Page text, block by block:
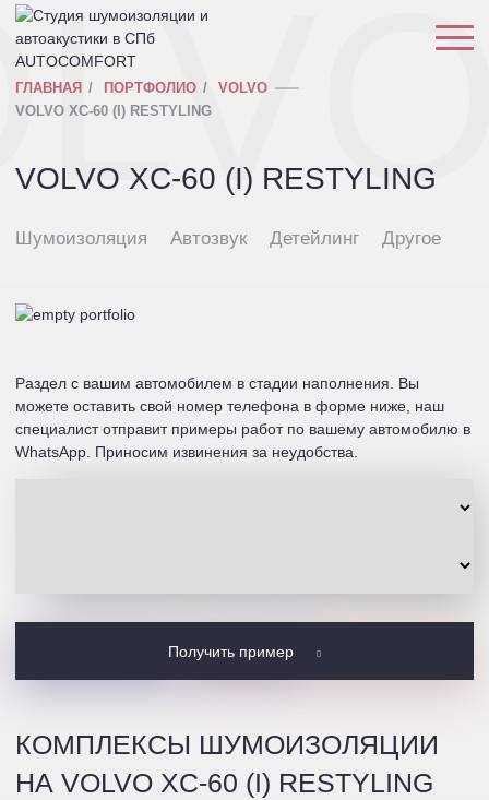
ГЛАВНАЯ ПОРТФОЛИО
VOLVO
VOLVO XC-60 (I) RESTYLING
VOLVO XC-60 (I) RESTYLING
Шумоизоляция Автозвук Детейлинг Другое
Раздел с вашим автомобилем в стадии наполнения. Вы
можете оставить свой номер телефона в форме ниже, наш
специалист отправит примеры работ по вашему автомобилю в
WhatsApp. Приносим извинения за неудобства.
Получить пример
КОМПЛЕКСЫ ШУМОИЗОЛЯЦИИ
НА VOLVO XC-60 (I) RESTYLING